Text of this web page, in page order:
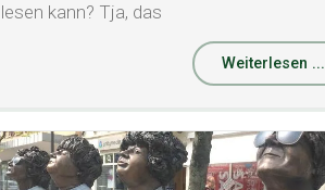
lesen kann? Tja, das
Weiterlesen ...